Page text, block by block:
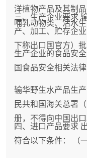
洋植物产品及其制
哺乳动物类、活水
三、生产企业要求
产、加工、贮存企
下称出口国官方）
生产企业的食品安
国食品安全相关法律
输华野生水产品生
民共和国海关总署
册，不得向中国出口
四、进口产品要求
符合以下条件： （